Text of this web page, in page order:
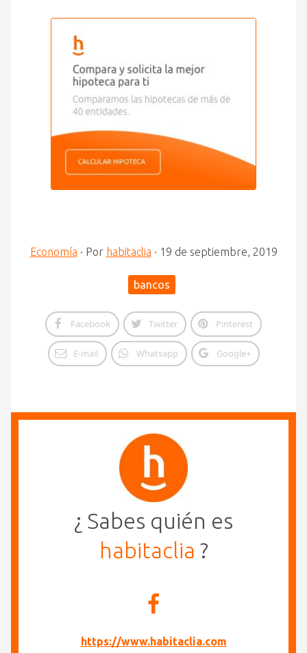
Economía · Por habitaclia · 19 de septiembre, 2019
bancos
Facebook Twitter Pinterest
E-mail Whatsapp Google+
¿ Sabes quién es
habitaclia ?
https://www.habitaclia.com